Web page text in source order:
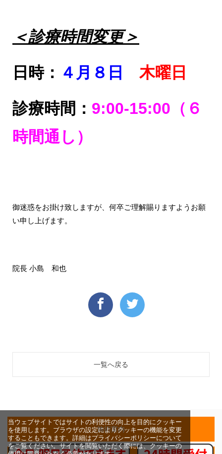
当ウェブサイトではサイトの利便性の向上を目的にクッキー
を使用します。ブラウザの設定によりクッキーの機能を変更
することもできます。詳細はプライバシーポリシーについて
をご覧ください。サイトを閲覧いただく際には、クッキーの
＜診療時間変更＞
日時： ４月８日
木曜日
診療時間： 9:00-15:00（６
時間通し）
御迷惑をお掛け致しますが、何卒ご理解賜りますようお願
い申し上げます。
院長 小島 和也
一覧へ戻る
施術案内